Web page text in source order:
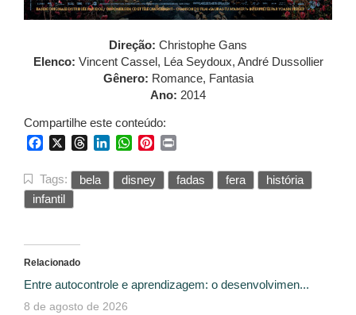
Direção: Christophe Gans
Elenco: Vincent Cassel, Léa Seydoux, André Dussollier
Gênero: Romance, Fantasia
Ano: 2014
Compartilhe este conteúdo:
FacebookThreadsLinkedInWhatsApp
Pinterest
Tags: bela disney fadas fera
história
infantil
Relacionado
Entre autocontrole e aprendizagem: o desenvolvimen...
8 de agosto de 2026